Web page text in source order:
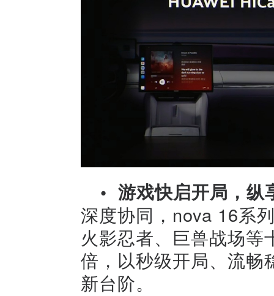
• 游戏快启开局，纵
深度协同，nova 16系
火影忍者、巨兽战场
倍，以秒级开局、流畅
新台阶。